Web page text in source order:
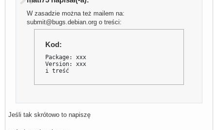
W zasadzie można też mailem na:
submit@bugs.debian.org o treści:
Kod:
Package: xxx
Version: xxx
i treść
Jeśli tak skrótowo to napiszę